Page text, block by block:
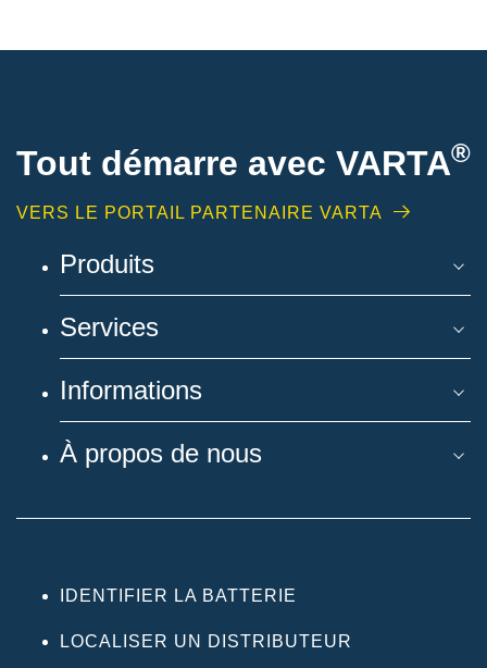
Tout démarre avec VARTA®
VERS LE PORTAIL PARTENAIRE VARTA
Produits
Services
Informations
À propos de nous
IDENTIFIER LA BATTERIE
LOCALISER UN DISTRIBUTEUR